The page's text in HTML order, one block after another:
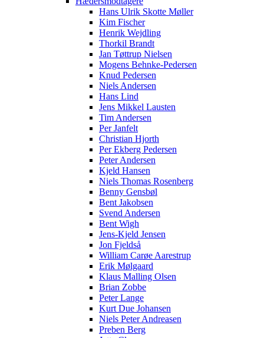
Hans Ulrik Skotte Møller
Kim Fischer
Henrik Wejdling
Thorkil Brandt
Jan Tøttrup Nielsen
Mogens Behnke-Pedersen
Knud Pedersen
Niels Andersen
Hans Lind
Jens Mikkel Lausten
Tim Andersen
Per Janfelt
Christian Hjorth
Per Ekberg Pedersen
Peter Andersen
Kjeld Hansen
Niels Thomas Rosenberg
Benny Gensbøl
Bent Jakobsen
Svend Andersen
Bent Wigh
Jens-Kjeld Jensen
Jon Fjeldså
William Carøe Aarestrup
Erik Mølgaard
Klaus Malling Olsen
Brian Zobbe
Peter Lange
Kurt Due Johansen
Niels Peter Andreasen
Preben Berg